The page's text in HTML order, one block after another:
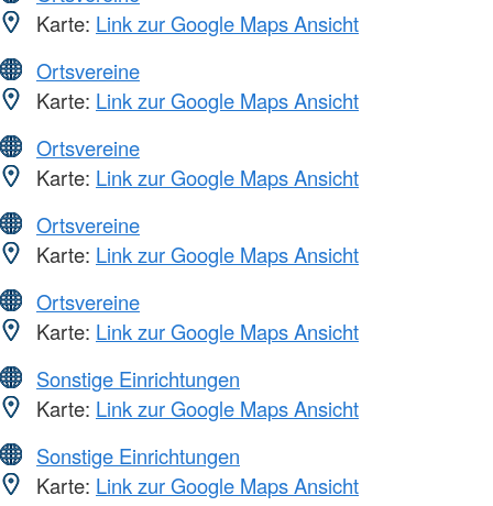
Karte: Link zur Google Maps Ansicht
Ortsvereine
Karte: Link zur Google Maps Ansicht
Ortsvereine
Karte: Link zur Google Maps Ansicht
Ortsvereine
Karte: Link zur Google Maps Ansicht
Ortsvereine
Karte: Link zur Google Maps Ansicht
Sonstige Einrichtungen
Karte: Link zur Google Maps Ansicht
Sonstige Einrichtungen
Karte: Link zur Google Maps Ansicht